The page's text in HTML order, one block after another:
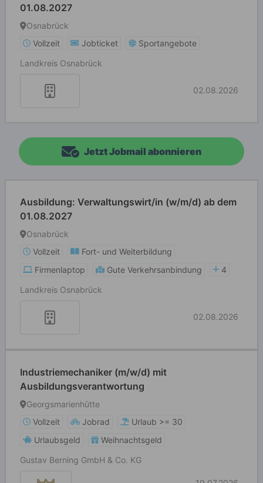
01.08.2027
Osnabrück
Vollzeit
Jobticket
Sportangebote
Landkreis Osnabrück
02.08.2026
Jetzt Jobmail abonnieren
Ausbildung: Verwaltungswirt/in (w/m/d) ab dem
01.08.2027
Osnabrück
Vollzeit
Fort- und Weiterbildung
Firmenlaptop
Gute Verkehrsanbindung
4
Landkreis Osnabrück
02.08.2026
Industriemechaniker (m/w/d) mit
Ausbildungsverantwortung
Georgsmarienhütte
Vollzeit
Jobrad
Urlaub >= 30
Urlaubsgeld
Weihnachtsgeld
Gustav Berning GmbH & Co. KG